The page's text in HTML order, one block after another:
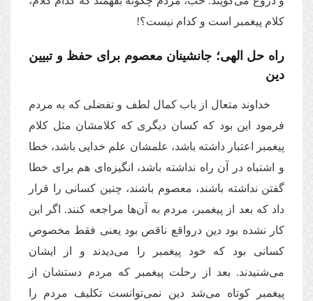
کلام پیغمبر است و کدام نیست؟!
راه حل الهی؛ جانشینان معصوم برای حفظ و تبیین
دین
خداوند متعال از باب کمال لطف و تفضلی که به مردم
فرمود این بود که کسان دیگری که کلامشان مثل کلام
پیغمبر اعتبار داشته باشد، علمشان علم خدایی باشد، خطا
و اشتباه در آن راه نداشته باشد، انگیزه‌ای هم برای خطا
گفتن نداشته باشند، معصوم باشند، چنین کسانی را قرار
داد که بعد از پیغمبر، مردم به آن‌ها مراجعه کنند. اگر این
کار نشده بود دین درواقع ناقص بود یعنی فقط مخصوص
کسانی بود که خود پیغمبر را می‌دیدند و از ایشان
می‌شنیدند. بعد از رحلت پیغمبر که مردم دستشان از
پیغمبر کوتاه می‌شد دین نمی‌توانست تکلیف مردم را